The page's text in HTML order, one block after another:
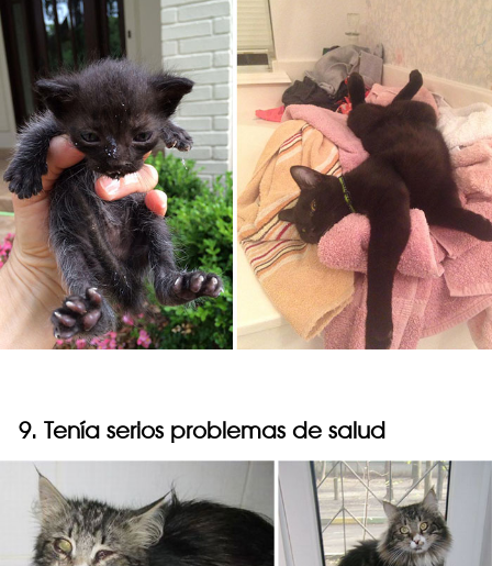
9. Tenía serios problemas de salud